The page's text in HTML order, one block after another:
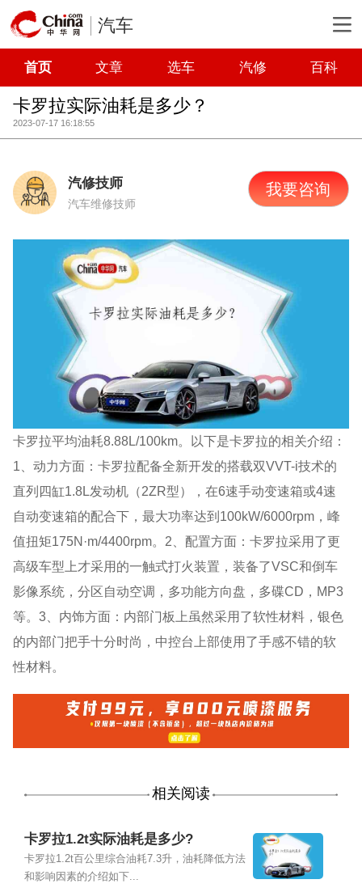
汽车
首页 文章 选车 汽修 百科
卡罗拉实际油耗是多少？
2023-07-17 16:18:55
汽修技师
汽车维修技师
我要咨询
卡罗拉平均油耗8.88L/100km。以下是卡罗拉的相关介绍：
1、动力方面：卡罗拉配备全新开发的搭载双VVT-i技术的
直列四缸1.8L发动机（2ZR型），在6速手动变速箱或4速
自动变速箱的配合下，最大功率达到100kW/6000rpm，峰
值扭矩175N·m/4400rpm。2、配置方面：卡罗拉采用了更
高级车型上才采用的一触式打火装置，装备了VSC和倒车
影像系统，分区自动空调，多功能方向盘，多碟CD，MP3
等。3、内饰方面：内部门板上虽然采用了软性材料，银色
的内部门把手十分时尚，中控台上部使用了手感不错的软
性材料。
相关阅读
卡罗拉1.2t实际油耗是多少?
卡罗拉1.2t百公里综合油耗7.3升，油耗降低方法
和影响因素的介绍如下...